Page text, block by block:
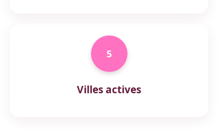
5
Villes actives